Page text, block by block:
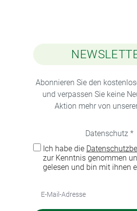
Abonnieren Sie den
und verpassen Sie keine
Aktion mehr von
Datenschutz *
Ich habe die
zur Kenntnis genommen
gelesen und bin mit ihnen